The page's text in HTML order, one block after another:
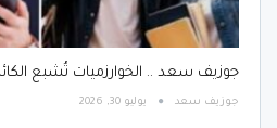
جوزيف سعد .. الخوارزميات تُشبع
جوزيف سعد يوليو 30, 2026